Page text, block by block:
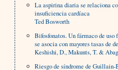
La aspirina diaria se relaciona
insuficiencia cardíaca
Ted Bosworth
Bifosfonatos. Un fármaco de uso
se asocia con mayores tasas de
Keshishi, D., Makunts, T. &
Riesgo de síndrome de